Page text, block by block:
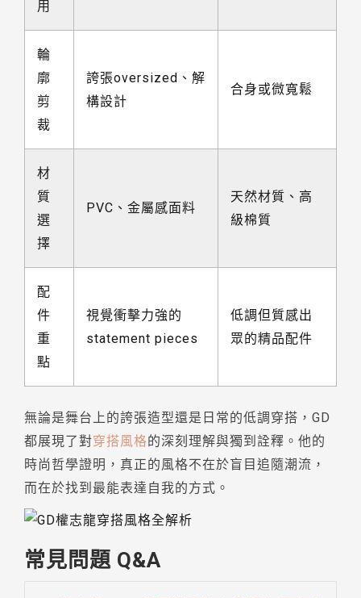
用
輪
廓
剪
裁
誇張oversized、解
構設計
合身或微寬鬆
材
質
選
擇
PVC、金屬感面料
天然材質、高
級棉質
配
件
重
點
視覺衝擊力強的
statement pieces
低調但質感出
眾的精品配件
無論是舞台上的誇張造型還是日常的低調穿搭，GD
都展現了對穿搭風格的深刻理解與獨到詮釋。他的
時尚哲學證明，真正的風格不在於盲目追隨潮流，
而在於找到最能表達自我的方式。
常見問題 Q&A